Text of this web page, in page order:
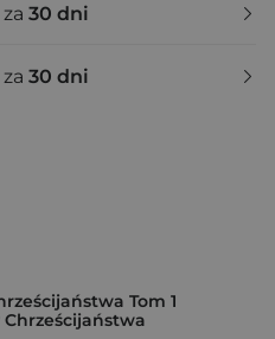
30 dni
30 dni
Tom 1